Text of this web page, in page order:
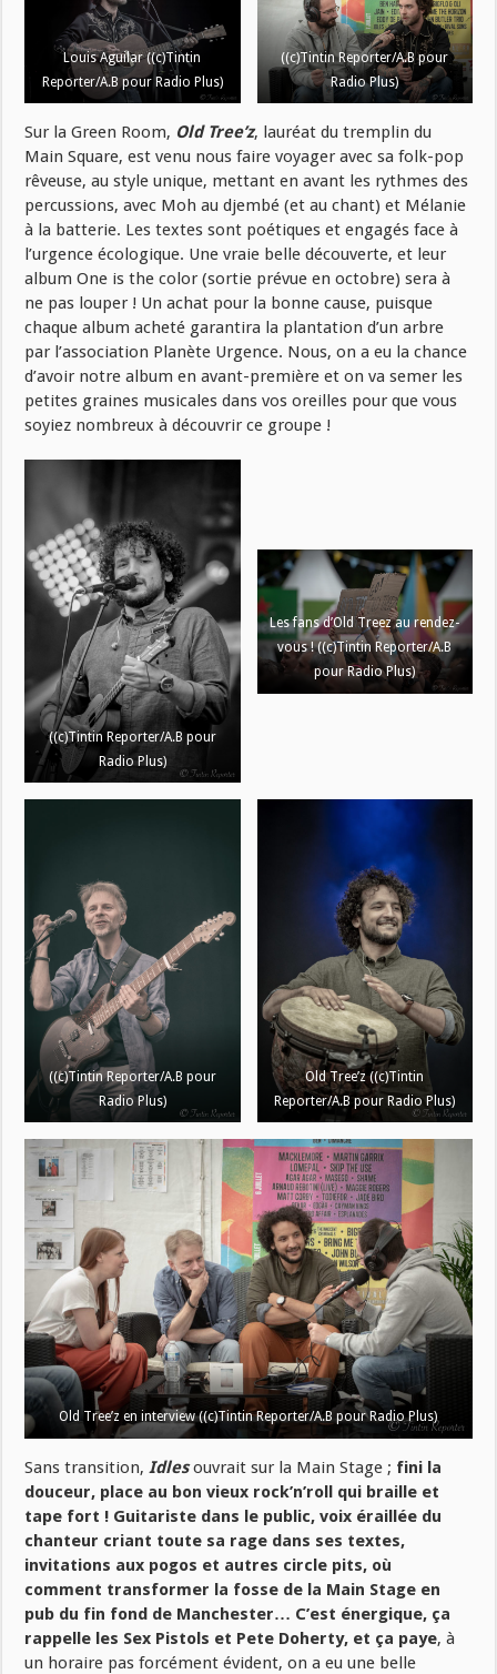
Louis Aguilar ((c)Tintin
Reporter/A.B pour Radio Plus)
((c)Tintin Reporter/A.B pour
Radio Plus)
Sur la Green Room, Old Tree’z, lauréat du tremplin du
Main Square, est venu nous faire voyager avec sa folk-pop
rêveuse, au style unique, mettant en avant les rythmes des
percussions, avec Moh au djembé (et au chant) et Mélanie
à la batterie. Les textes sont poétiques et engagés face à
l’urgence écologique. Une vraie belle découverte, et leur
album One is the color (sortie prévue en octobre) sera à
ne pas louper ! Un achat pour la bonne cause, puisque
chaque album acheté garantira la plantation d’un arbre
par l’association Planète Urgence. Nous, on a eu la chance
d’avoir notre album en avant-première et on va semer les
petites graines musicales dans vos oreilles pour que vous
soyiez nombreux à découvrir ce groupe !
((c)Tintin Reporter/A.B pour
Radio Plus)
Les fans d’Old Treez au rendez-
vous ! ((c)Tintin Reporter/A.B
pour Radio Plus)
((c)Tintin Reporter/A.B pour
Radio Plus)
Old Tree’z ((c)Tintin
Reporter/A.B pour Radio Plus)
Old Tree’z en interview ((c)Tintin Reporter/A.B pour Radio Plus)
Sans transition,Idlesouvrait sur la Main Stage ; fini la
douceur, place au bon vieux rock’n’roll qui braille et
tape fort ! Guitariste dans le public, voix éraillée du
chanteur criant toute sa rage dans ses textes,
invitations aux pogos et autres circle pits, où
comment transformer la fosse de la Main Stage en
pub du fin fond de Manchester… C’est énergique, ça
rappelle les Sex Pistols et Pete Doherty, et ça paye, à
un horaire pas forcément évident, on a eu une belle